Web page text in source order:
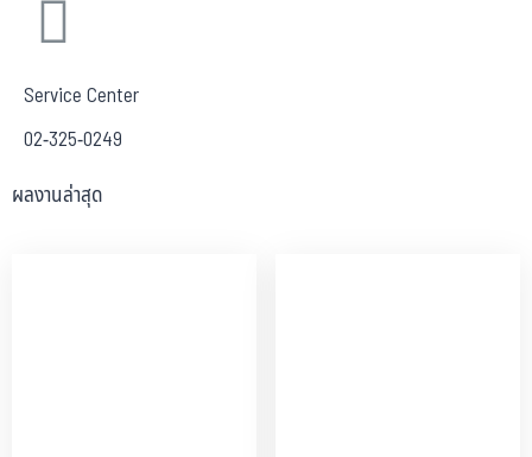
Service Center
02-325-0249
ผลงานล่าสุด